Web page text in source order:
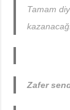
Tamam
Zafer